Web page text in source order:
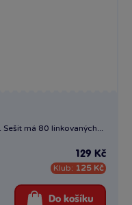
má 80 linkovaných...
129 Kč
Klub: 125 Kč
Do košíku